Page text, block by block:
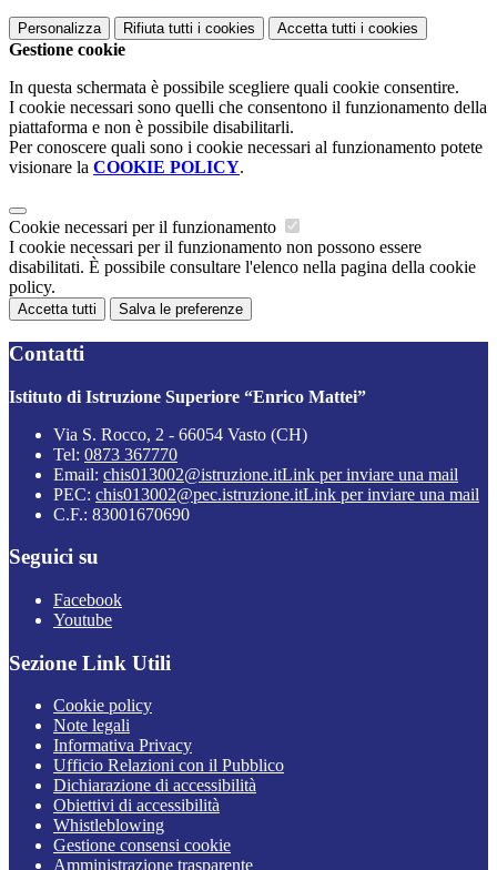
Personalizza Rifiuta tutti i cookies Accetta tutti i cookies
Gestione cookie
In questa schermata è possibile scegliere quali cookie consentire.
I cookie necessari sono quelli che consentono il funzionamento della
piattaforma e non è possibile disabilitarli.
Per conoscere quali sono i cookie necessari al funzionamento potete
visionare la COOKIE POLICY.
Cookie necessari per il funzionamento
I cookie necessari per il funzionamento non possono essere
disabilitati. È possibile consultare l'elenco nella pagina della cookie
policy.
Accetta tutti Salva le preferenze
Contatti
Istituto di Istruzione Superiore “Enrico Mattei”
Via S. Rocco, 2 - 66054 Vasto (CH)
Tel: 0873 367770
Email: chis013002@istruzione.itLink per inviare una mail
PEC: chis013002@pec.istruzione.itLink per inviare una mail
C.F.: 83001670690
Seguici su
Facebook
Youtube
Sezione Link Utili
Cookie policy
Note legali
Informativa Privacy
Ufficio Relazioni con il Pubblico
Dichiarazione di accessibilità
Obiettivi di accessibilità
Whistleblowing
Gestione consensi cookie
Amministrazione trasparente